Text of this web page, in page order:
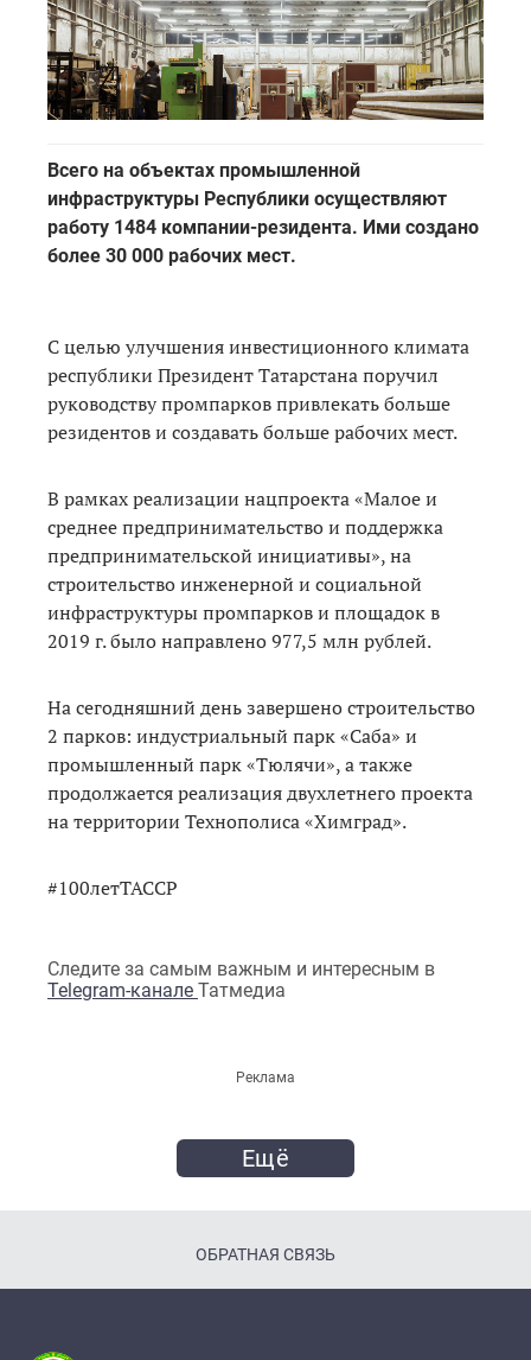
Всего на объектах промышленной
инфраструктуры Республики осуществляют
работу 1484 компании-резидента. Ими создано
более 30 000 рабочих мест.
С целью улучшения инвестиционного климата
республики Президент Татарстана поручил
руководству промпарков привлекать больше
резидентов и создавать больше рабочих мест.
В рамках реализации нацпроекта «Малое и
среднее предпринимательство и поддержка
предпринимательской инициативы», на
строительство инженерной и социальной
инфраструктуры промпарков и площадок в
2019 г. было направлено 977,5 млн рублей.
На сегодняшний день завершено строительство
2 парков: индустриальный парк «Саба» и
промышленный парк «Тюлячи», а также
продолжается реализация двухлетнего проекта
на территории Технополиса «Химград».
#100летТАССР
Следите за самым важным и интересным в
Telegram-канале Татмедиа
Реклама
Ещё
ОБРАТНАЯ СВЯЗЬ